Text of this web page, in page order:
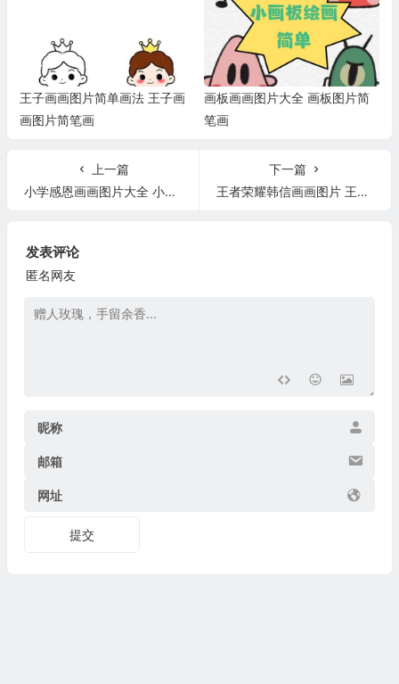
王子画画图片简单画法 王子画
画图片简笔画
画板画画图片大全 画板图片简
笔画
上一篇
小学感恩画画图片大全 小学感恩画画图片大全四年级
下一篇
王者荣耀韩信画画图片 王者荣耀韩信画画图片高清
发表评论
匿名网友
昵称
邮箱
网址
提交